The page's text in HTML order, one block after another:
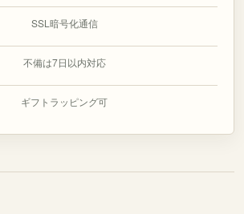
SSL暗号化通信
不備は7日以内対応
ギフトラッピング可